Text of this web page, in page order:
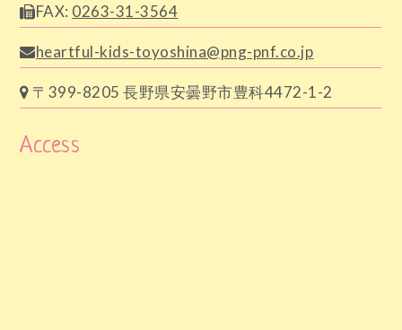
FAX: 0263-31-3564
heartful-kids-toyoshina@png-pnf.co.jp
〒399-8205 長野県安曇野市豊科4472-1-2
Access